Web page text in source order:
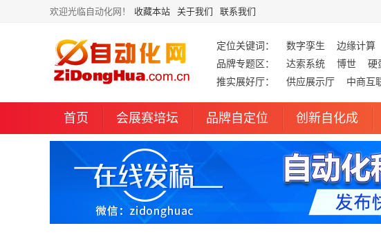
欢迎光临自动化网！ 收藏本站 关于我们 联系我们
定位关键词： 数字孪生 边缘计算
品牌专题区：
达索系统 博世 硬
推实展好厅：
供应展示厅 中商互
首页 会展赛培坛 品牌自定位 创新自化成